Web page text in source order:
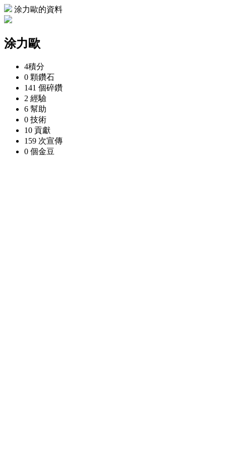
涂力歐的資料
涂力歐
4積分
0 顆鑽石
141 個碎鑽
2 經驗
6 幫助
0 技術
10 貢獻
159 次宣傳
0 個金豆